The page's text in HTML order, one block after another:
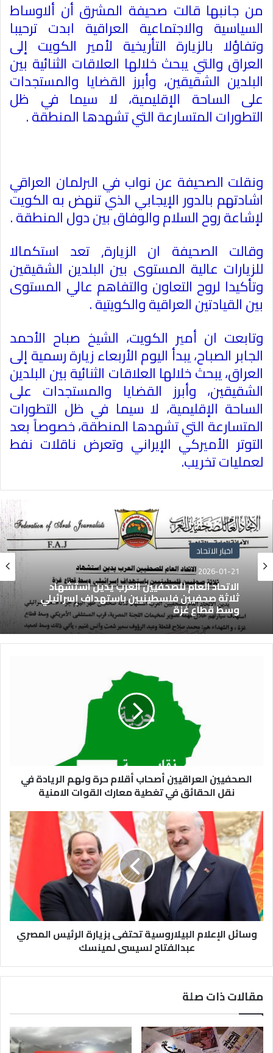
من جانبها قالت صحيفة المشرق أن ألاوساط
السياسية والاجتماعية العراقية ابدت ترحيبا
وتفاؤلا بالزيارة التأريخية لأمير الكويت إلى
العراق والتي يبحث خلالها العلاقات الثنائية بين
البلدين الشقيقين، وأبرز القضايا والمستجدات
على الساحة الإقليمية، لا سيما في ظل
التطورات المتسارعة التي تشهدها المنطقة.
ونقلت الصحيفة عن نواب في البرلمان العراقي
اشادتهم بالدور الإيجابي الذي تنهض به الكويت
لإشاعة روح السلام والوفاق بين دول المنطقة.
وقالت الصحيفة ان الزيارة, تعد استكمالا
للزيارات عالية المستوى بين البلدين الشقيقين
وتأكيدا لروح التعاون والتفاهم عالي المستوى
بين القيادتين العراقية والكويتية.
وتابعت ان أمير الكويت، الشيخ صباح الأحمد
الجابر الصباح، يبدأ اليوم الأربعاء زيارة رسمية إلى
العراق، يبحث خلالها العلاقات الثنائية بين البلدين
الشقيقين، وأبرز القضايا والمستجدات على
الساحة الإقليمية، لا سيما في ظل التطورات
المتسارعة التي تشهدها المنطقة، خصوصاً بعد
التوتر الأميركي الإيراني وتعرض ناقلات نفط
لعمليات تخريب.
اخبار الاتحاد
2026-01-21
الاتحاد العام للصحفيين العرب يدين استشهاد
ثلاثة صحفيين فلسطينيين باستهداف إسرائيلي
وسط قطاع غزة
اخبار الاتحاد
2025-11-05
الاتحاد العام للصحفيين العرب يطالب قوات الدعم
الصحفيين العراقيين أصحاب أقلام حرة ولهم الريادة في
نقل الحقائق في تغطية معارك القوات الامنية
وسائل الإعلام البيلاروسية تحتفى بزيارة الرئيس المصري
عبدالفتاح لسيسى لمينسك
مقالات ذات صلة